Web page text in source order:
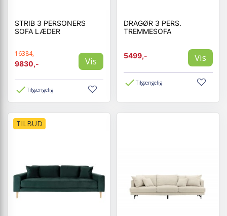
STRIB 3 PERSONERS
SOFA LÆDER
16384,-
9830,-
Vis
Tilgængelig
DRAGØR 3 PERS.
TREMMESOFA
5499,- Vis
Tilgængelig
TILBUD